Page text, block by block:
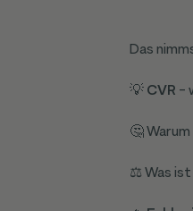
Das
💡CVR -
🤔
⚖️ Was ist